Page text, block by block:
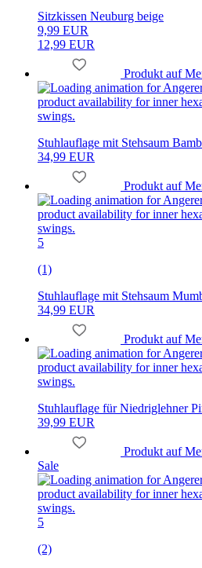
Sitzkissen Neuburg beige
9,99 EUR
12,99 EUR
Produkt auf
Stuhlauflage mit Stehsaum
34,99 EUR
Produkt auf
5
(1)
Stuhlauflage mit Stehsaum
34,99 EUR
Produkt auf
Stuhlauflage für Niedriglehner
39,99 EUR
Produkt auf
Sale
5
(2)